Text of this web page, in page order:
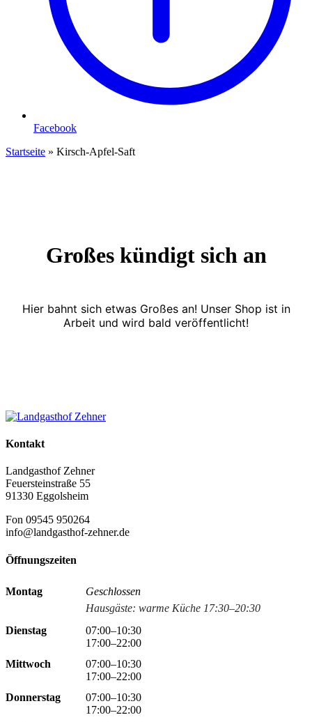
Facebook
Startseite » Kirsch-Apfel-Saft
Großes kündigt sich an
Hier bahnt sich etwas Großes an! Unser Shop ist in
Arbeit und wird bald veröffentlicht!
Kontakt
Landgasthof Zehner
Feuersteinstraße 55
91330 Eggolsheim
Fon 09545 950264
info@landgasthof-zehner.de
Öffnungszeiten
Montag
Geschlossen
Hausgäste: warme Küche 17:30–20:30
Dienstag
07:00–10:30
17:00–22:00
Mittwoch
07:00–10:30
17:00–22:00
Donnerstag
07:00–10:30
17:00–22:00